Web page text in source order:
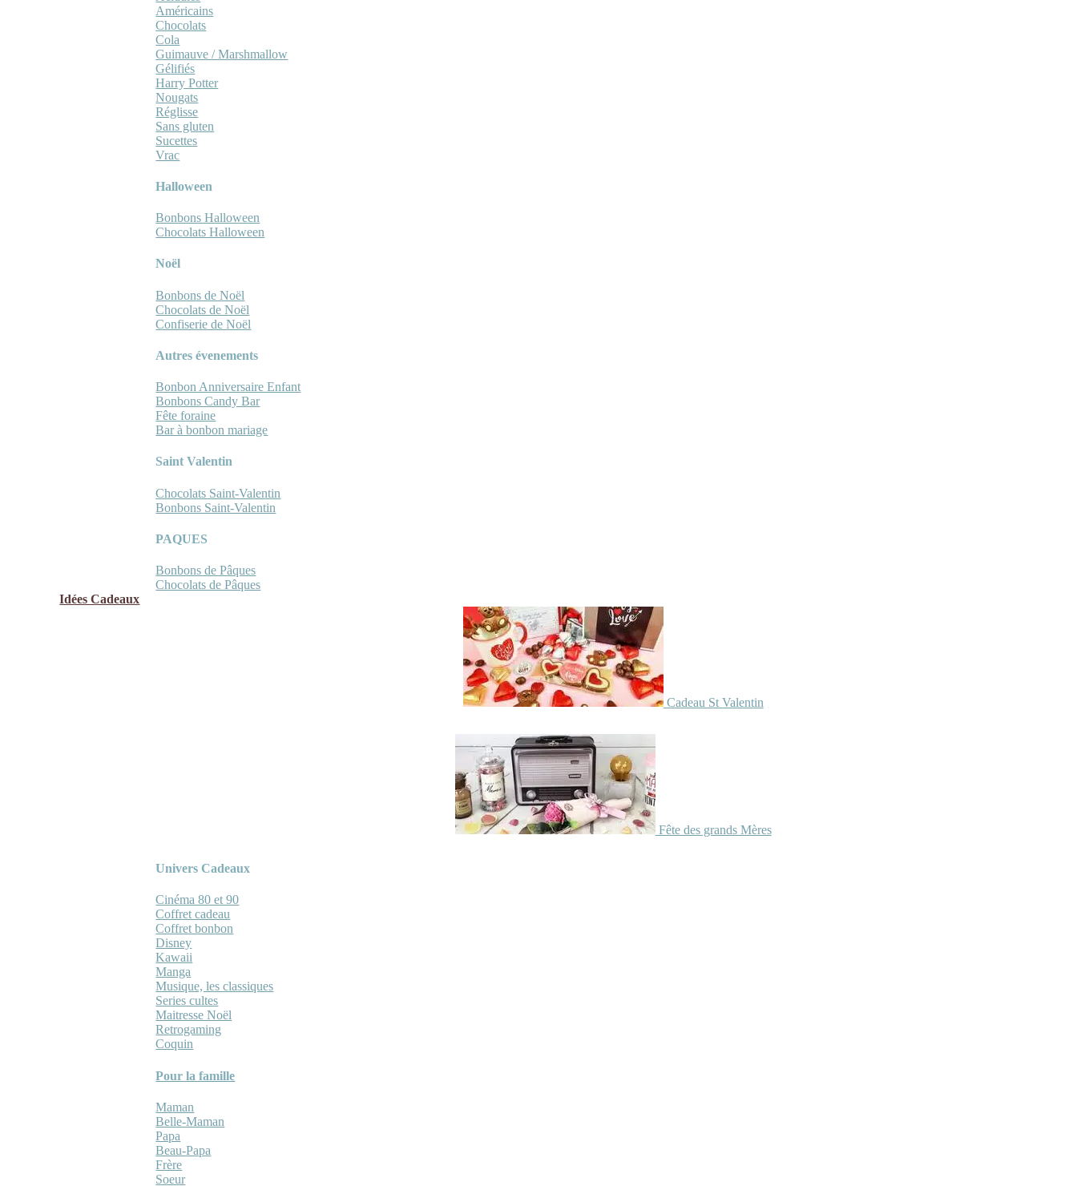
Américains
Chocolats
Cola
Guimauve / Marshmallow
Gélifiés
Harry Potter
Nougats
Réglisse
Sans gluten
Sucettes
Vrac
Halloween
Bonbons Halloween
Chocolats Halloween
Noël
Bonbons de Noël
Chocolats de Noël
Confiserie de Noël
Autres évenements
Bonbon Anniversaire Enfant
Bonbons Candy Bar
Fête foraine
Bar à bonbon mariage
Saint Valentin
Chocolats Saint-Valentin
Bonbons Saint-Valentin
PAQUES
Bonbons de Pâques
Chocolats de Pâques
Idées Cadeaux
Cadeau St Valentin
Fête des grands Mères
Univers Cadeaux
Cinéma 80 et 90
Coffret cadeau
Coffret bonbon
Disney
Kawaii
Manga
Musique, les classiques
Series cultes
Maitresse Noël
Retrogaming
Coquin
Pour la famille
Maman
Belle-Maman
Papa
Beau-Papa
Frère
Soeur